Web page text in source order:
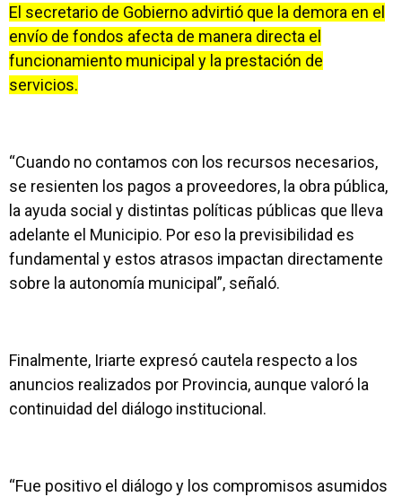
El secretario de Gobierno advirtió que la demora en el
envío de fondos afecta de manera directa el
funcionamiento municipal y la prestación de
servicios.
“Cuando no contamos con los recursos necesarios,
se resienten los pagos a proveedores, la obra pública,
la ayuda social y distintas políticas públicas que lleva
adelante el Municipio. Por eso la previsibilidad es
fundamental y estos atrasos impactan directamente
sobre la autonomía municipal”, señaló.
Finalmente, Iriarte expresó cautela respecto a los
anuncios realizados por Provincia, aunque valoró la
continuidad del diálogo institucional.
“Fue positivo el diálogo y los compromisos asumidos